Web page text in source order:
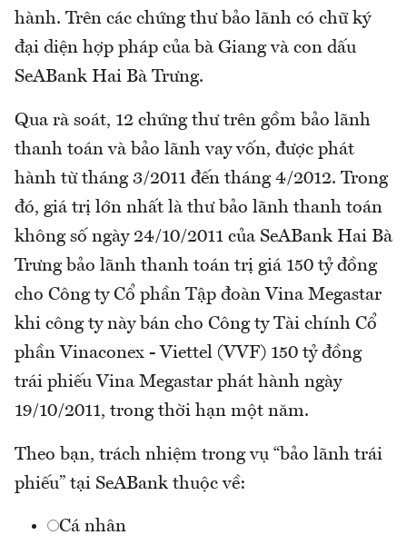
hành. Trên các chứng thư bảo lãnh có chữ ký
đại diện hợp pháp của bà Giang và con dấu
SeABank Hai Bà Trưng.
Qua rà soát, 12 chứng thư trên gồm bảo lãnh
thanh toán và bảo lãnh vay vốn, được phát
hành từ tháng 3/2011 đến tháng 4/2012. Trong
đó, giá trị lớn nhất là thư bảo lãnh thanh toán
không số ngày 24/10/2011 của SeABank Hai Bà
Trưng bảo lãnh thanh toán trị giá 150 tỷ đồng
cho Công ty Cổ phần Tập đoàn Vina Megastar
khi công ty này bán cho Công ty Tài chính Cổ
phần Vinaconex - Viettel (VVF) 150 tỷ đồng
trái phiếu Vina Megastar phát hành ngày
19/10/2011, trong thời hạn một năm.
Theo bạn, trách nhiệm trong vụ “bảo lãnh trái
phiếu” tại SeABank thuộc về:
Cá nhân